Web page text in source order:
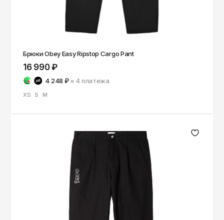
Брюки Obey Easy Ripstop Cargo Pant
16 990 ₽
4 248 ₽ × 4платежа
XS S M